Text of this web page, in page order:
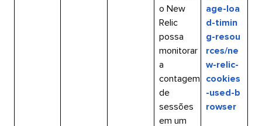
o New
Relic
possa
monitorar
a
contagem
de
sessões
em um
age-loa
d-timin
g-resou
rces/ne
w-relic-
cookies
-used-b
rowser​​